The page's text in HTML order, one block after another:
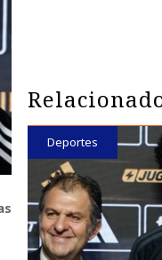
Deportes